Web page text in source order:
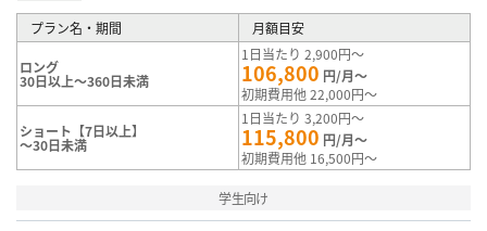
プラン名・期間 月額目安
ロング
30日以上～360日未満
1日当たり 2,900円～
106,800 円/月～
初期費用他 22,000円～
ショート【7日以上】
～30日未満
1日当たり 3,200円～
115,800 円/月～
初期費用他 16,500円～
学生向け